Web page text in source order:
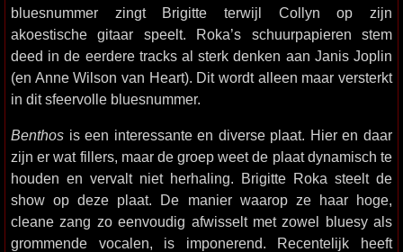
bluesnummer zingt Brigitte terwijl Collyn op zijn
akoestische gitaar speelt. Roka’s schuurpapieren stem
deed in de eerdere tracks al sterk denken aan Janis Joplin
(en Anne Wilson van Heart). Dit wordt alleen maar versterkt
in dit sfeervolle bluesnummer.
Benthos is een interessante en diverse plaat. Hier en daar
zijn er wat fillers, maar de groep weet de plaat dynamisch te
houden en vervalt niet herhaling. Brigitte Roka steelt de
show op deze plaat. De manier waarop ze haar hoge,
cleane zang zo eenvoudig afwisselt met zowel bluesy als
grommende vocalen, is imponerend. Recentelijk heeft